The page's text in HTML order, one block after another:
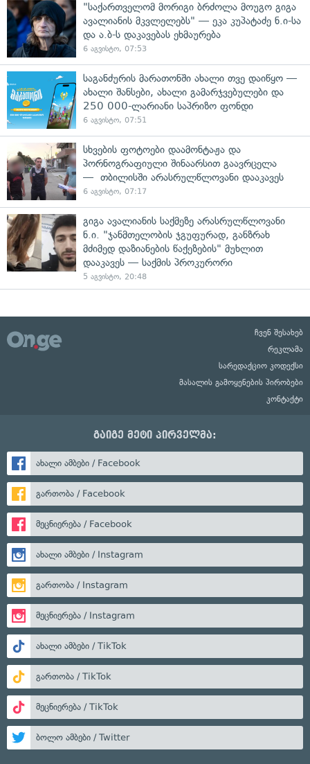
"საქართველომ მორიგი ბრძოლა მოუგო გიგა
ავალიანის მკვლელებს" — ეკა კუპატაძე ნ.ი-სა
და ა.ბ-ს დაკავებას ეხმაურება
6 აგვისტო, 07:53
საგანძურის მარათონში ახალი თვე დაიწყო —
ახალი შანსები, ახალი გამარჯვებულები და
250 000-ლარიანი საპრიზო ფონდი
6 აგვისტო, 07:51
სხვების ფოტოები დაამონტაჟა და
პორნოგრაფიული შინაარსით გაავრცელა
— თბილისში არასრულწლოვანი დააკავეს
6 აგვისტო, 07:17
გიგა ავალიანის საქმეზე არასრულწლოვანი
ნ.ი. "ჯანმთელობის ჯგუფურად, განზრახ
მძიმედ დაზიანების წაქეზების" მუხლით
დააკავეს — საქმის პროკურორი
5 აგვისტო, 20:48
ჩვენ შესახებ
რეკლამა
სარედაქციო კოდექსი
მასალის გამოყენების პირობები
კონტაქტი
გაიგე მეტი პირველმა:
ახალი ამბები / Facebook
გართობა / Facebook
მეცნიერება / Facebook
ახალი ამბები / Instagram
გართობა / Instagram
მეცნიერება / Instagram
ახალი ამბები / TikTok
გართობა / TikTok
მეცნიერება / TikTok
ბოლო ამბები / Twitter